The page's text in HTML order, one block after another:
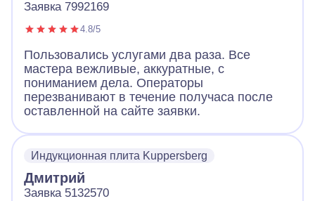
Заявка 7992169
4.8/5
Пользовались услугами два раза. Все
мастера вежливые, аккуратные, с
пониманием дела. Операторы
перезванивают в течение получаса после
оставленной на сайте заявки.
Индукционная плита Kuppersberg
Дмитрий
Заявка 5132570